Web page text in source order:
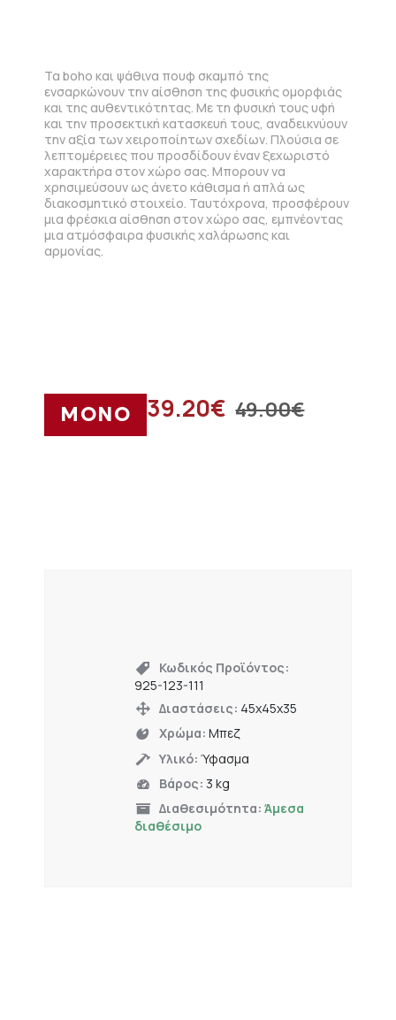
Τα boho και ψάθινα πουφ σκαμπό της
ενσαρκώνουν την αίσθηση της φυσικής ομορφιάς
και της αυθεντικότητας. Με τη φυσική τους υφή
και την προσεκτική κατασκευή τους, αναδεικνύουν
την αξία των χειροποίητων σχεδίων. Πλούσια σε
λεπτομέρειες που προσδίδουν έναν ξεχωριστό
χαρακτήρα στον χώρο σας. Μπορουν να
χρησιμεύσουν ως άνετο κάθισμα ή απλά ως
διακοσμητικό στοιχείο. Ταυτόχρονα, προσφέρουν
μια φρέσκια αίσθηση στον χώρο σας, εμπνέοντας
μια ατμόσφαιρα φυσικής χαλάρωσης και
αρμονίας.
ΜΟΝΟ 49.00€
39.20€
Κωδικός Προϊόντος:
925-123-111
Διαστάσεις: 45x45x35
Χρώμα:Μπεζ
Υλικό:Ύφασμα
Βάρος: 3 kg
Διαθεσιμότητα:Άμεσα
διαθέσιμο